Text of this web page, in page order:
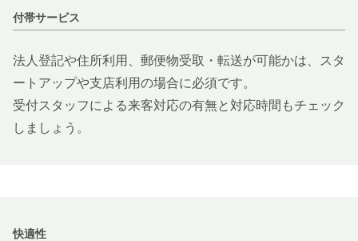
付帯サービス
法人登記や住所利用、郵便物受取・転送が可能かは、スタ
ートアップや支店利用の場合に必須です。
受付スタッフによる来客対応の有無と対応時間もチェック
しましょう。
快適性